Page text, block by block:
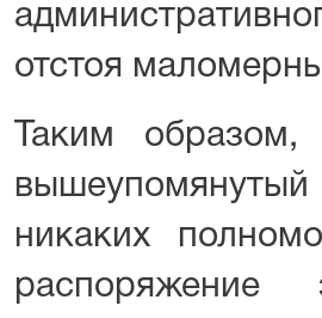
отстоя
Таким образом,
никаких
распоряжение